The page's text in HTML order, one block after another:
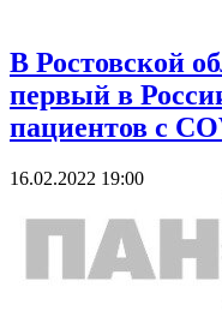
В Ростовской
первый в
пациентов с
16.02.2022 19:00